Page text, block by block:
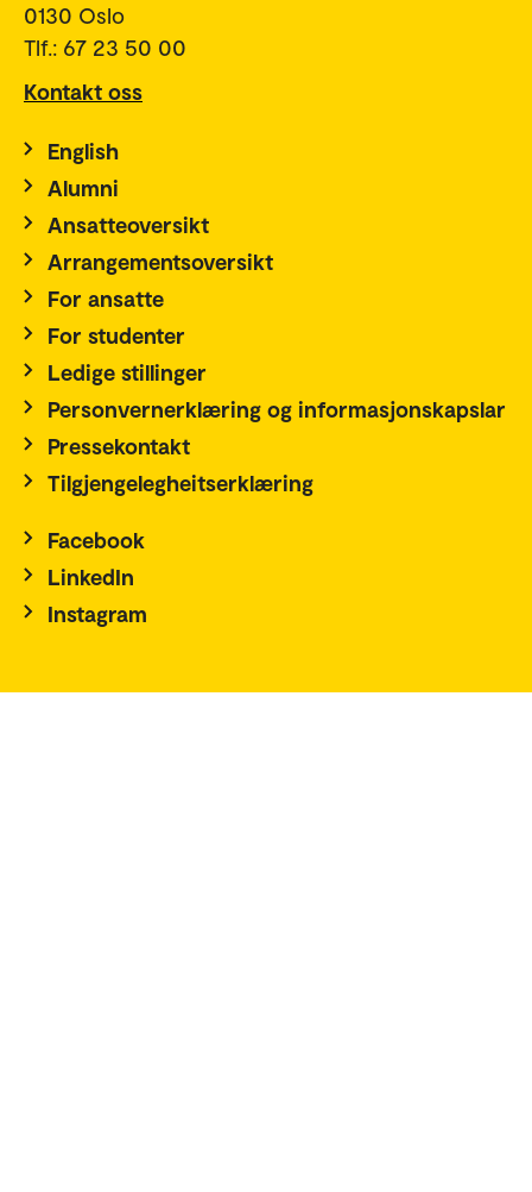
0130 Oslo
Tlf.: 67 23 50 00
Kontakt oss
English
Alumni
Ansatteoversikt
Arrangementsoversikt
For ansatte
For studenter
Ledige stillinger
Personvernerklæring og informasjonskapslar
Pressekontakt
Tilgjengelegheitserklæring
Facebook
LinkedIn
Instagram